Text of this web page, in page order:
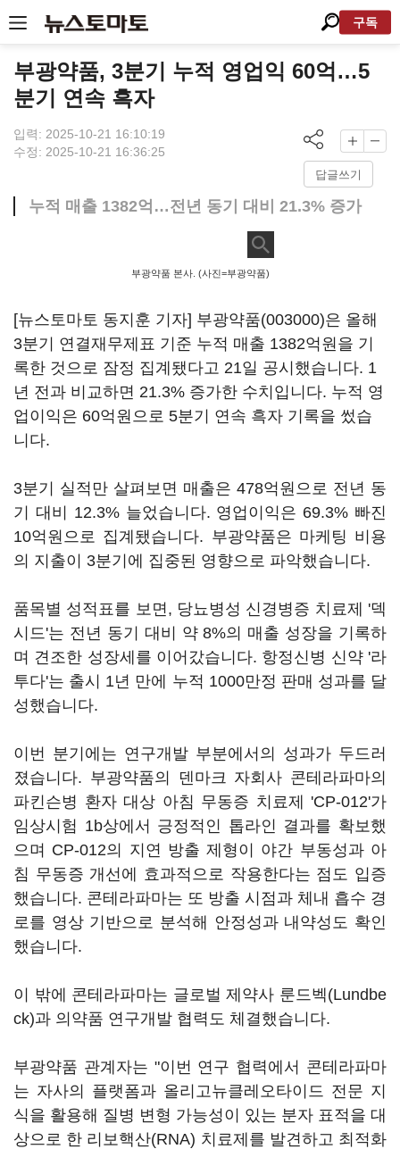
구독
부광약품, 3분기 누적 영업익 60억…5
분기 연속 흑자
입력: 2025-10-21 16:10:19
수정: 2025-10-21 16:36:25
답글쓰기
누적 매출 1382억…전년 동기 대비 21.3% 증가
부광약품 본사. (사진=부광약품)
[뉴스토마토 동지훈 기자] 부광약품(003000)은 올해
3분기 연결재무제표 기준 누적 매출 1382억원을 기
록한 것으로 잠정 집계됐다고 21일 공시했습니다. 1
년 전과 비교하면 21.3% 증가한 수치입니다. 누적 영
업이익은 60억원으로 5분기 연속 흑자 기록을 썼습
니다.
3분기 실적만 살펴보면 매출은 478억원으로 전년 동
기 대비 12.3% 늘었습니다. 영업이익은 69.3% 빠진
10억원으로 집계됐습니다. 부광약품은 마케팅 비용
의 지출이 3분기에 집중된 영향으로 파악했습니다.
품목별 성적표를 보면, 당뇨병성 신경병증 치료제 '덱
시드'는 전년 동기 대비 약 8%의 매출 성장을 기록하
며 견조한 성장세를 이어갔습니다. 항정신병 신약 '라
투다'는 출시 1년 만에 누적 1000만정 판매 성과를 달
성했습니다.
이번 분기에는 연구개발 부분에서의 성과가 두드러
졌습니다. 부광약품의 덴마크 자회사 콘테라파마의
파킨슨병 환자 대상 아침 무동증 치료제 'CP-012'가
임상시험 1b상에서 긍정적인 톱라인 결과를 확보했
으며 CP-012의 지연 방출 제형이 야간 부동성과 아
침 무동증 개선에 효과적으로 작용한다는 점도 입증
했습니다. 콘테라파마는 또 방출 시점과 체내 흡수 경
로를 영상 기반으로 분석해 안정성과 내약성도 확인
했습니다.
이 밖에 콘테라파마는 글로벌 제약사 룬드벡(Lundbe
ck)과 의약품 연구개발 협력도 체결했습니다.
부광약품 관계자는 "이번 연구 협력에서 콘테라파마
는 자사의 플랫폼과 올리고뉴클레오타이드 전문 지
식을 활용해 질병 변형 가능성이 있는 분자 표적을 대
상으로 한 리보핵산(RNA) 치료제를 발견하고 최적화